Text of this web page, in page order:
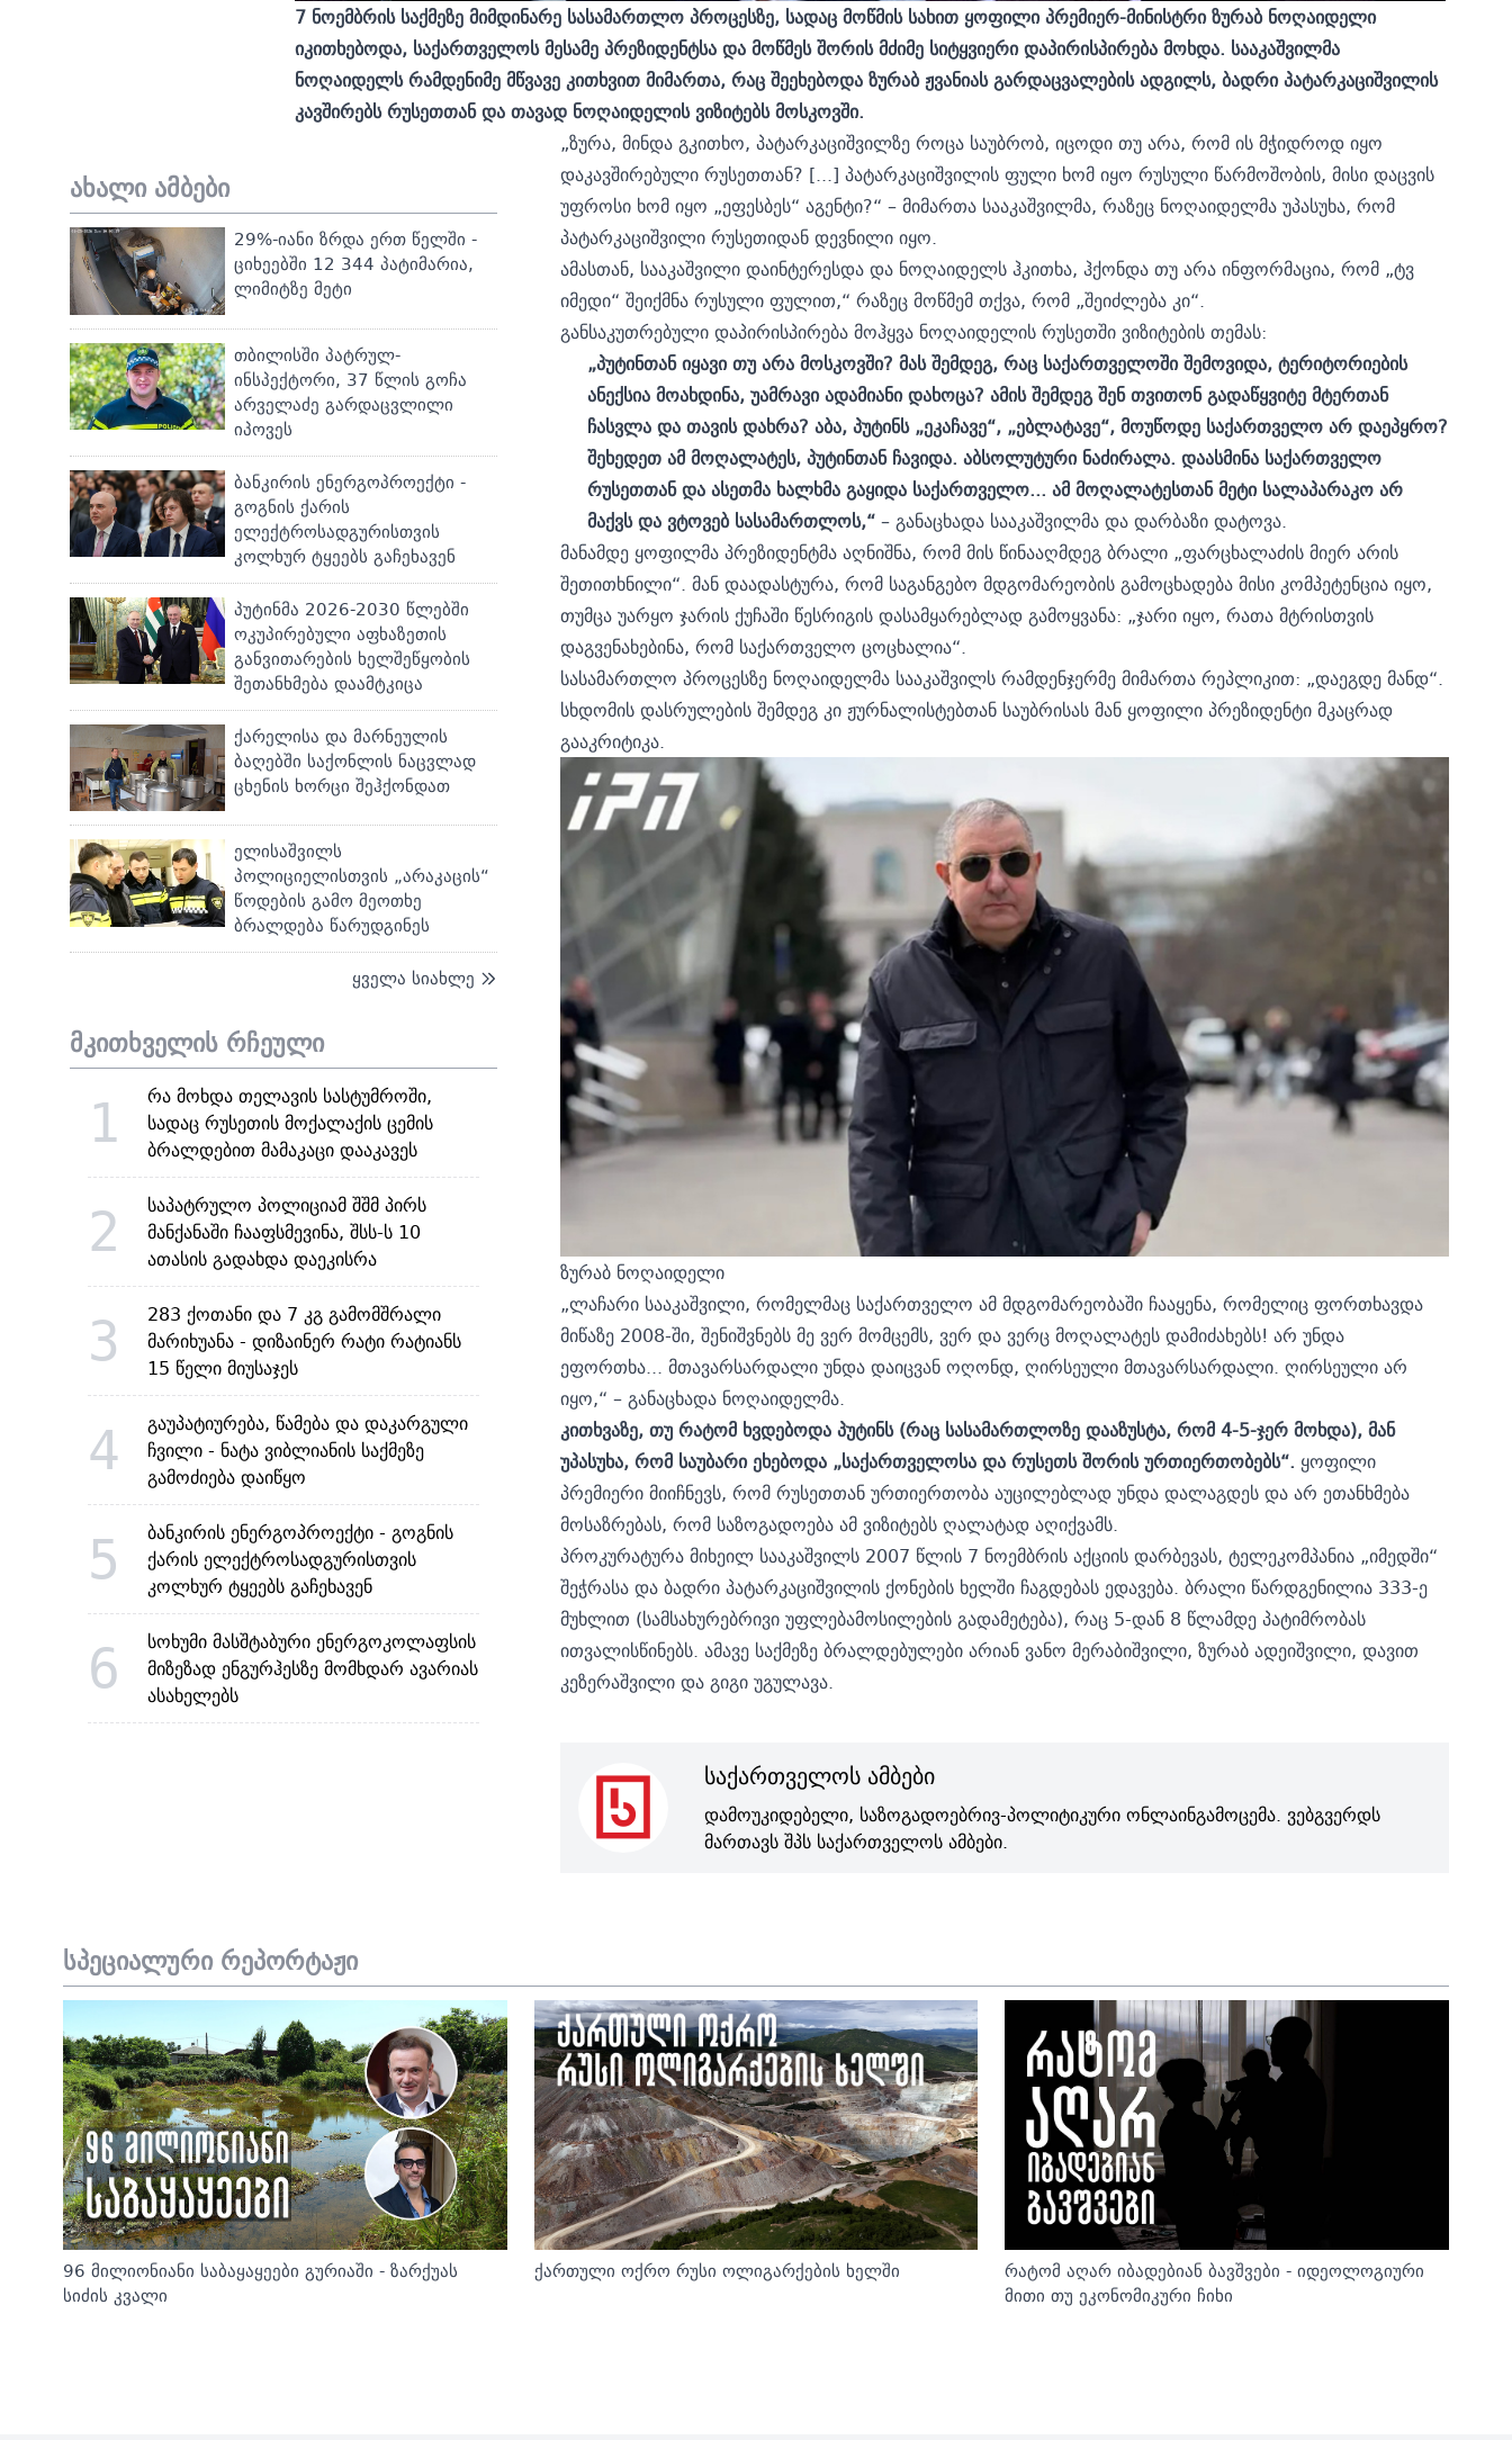
7 ნოემბრის საქმეზე მიმდინარე სასამართლო პროცესზე, სადაც მოწმის სახით ყოფილი პრემიერ-მინისტრი ზურაბ ნოღაიდელი
იკითხებოდა, საქართველოს მესამე პრეზიდენტსა და მოწმეს შორის მძიმე სიტყვიერი დაპირისპირება მოხდა. სააკაშვილმა
ნოღაიდელს რამდენიმე მწვავე კითხვით მიმართა, რაც შეეხებოდა ზურაბ ჟვანიას გარდაცვალების ადგილს, ბადრი პატარკაციშვილის
კავშირებს რუსეთთან და თავად ნოღაიდელის ვიზიტებს მოსკოვში.
ახალი ამბები
29%-იანი ზრდა ერთ წელში -
ციხეებში 12 344 პატიმარია,
ლიმიტზე მეტი
თბილისში პატრულ-
ინსპექტორი, 37 წლის გოჩა
არველაძე გარდაცვლილი
იპოვეს
ბანკირის ენერგოპროექტი -
გოგნის ქარის
ელექტროსადგურისთვის
კოლხურ ტყეებს გაჩეხავენ
პუტინმა 2026-2030 წლებში
ოკუპირებული აფხაზეთის
განვითარების ხელშეწყობის
შეთანხმება დაამტკიცა
ქარელისა და მარნეულის
ბაღებში საქონლის ნაცვლად
ცხენის ხორცი შეჰქონდათ
ელისაშვილს
პოლიციელისთვის „არაკაცის“
წოდების გამო მეოთხე
ბრალდება წარუდგინეს
ყველა სიახლე
მკითხველის რჩეული
1
რა მოხდა თელავის სასტუმროში,
სადაც რუსეთის მოქალაქის ცემის
ბრალდებით მამაკაცი დააკავეს
2
საპატრულო პოლიციამ შშმ პირს
მანქანაში ჩააფსმევინა, შსს-ს 10
ათასის გადახდა დაეკისრა
3
283 ქოთანი და 7 კგ გამომშრალი
მარიხუანა - დიზაინერ რატი რატიანს
15 წელი მიუსაჯეს
4
გაუპატიურება, წამება და დაკარგული
ჩვილი - ნატა ვიბლიანის საქმეზე
გამოძიება დაიწყო
5
ბანკირის ენერგოპროექტი - გოგნის
ქარის ელექტროსადგურისთვის
კოლხურ ტყეებს გაჩეხავენ
6
სოხუმი მასშტაბური ენერგოკოლაფსის
მიზეზად ენგურჰესზე მომხდარ ავარიას
ასახელებს
„ზურა, მინდა გკითხო, პატარკაციშვილზე როცა საუბრობ, იცოდი თუ არა, რომ ის მჭიდროდ იყო
დაკავშირებული რუსეთთან? [...] პატარკაციშვილის ფული ხომ იყო რუსული წარმოშობის, მისი დაცვის
უფროსი ხომ იყო „ეფესბეს“ აგენტი?“ – მიმართა სააკაშვილმა, რაზეც ნოღაიდელმა უპასუხა, რომ
პატარკაციშვილი რუსეთიდან დევნილი იყო.
ამასთან, სააკაშვილი დაინტერესდა და ნოღაიდელს ჰკითხა, ჰქონდა თუ არა ინფორმაცია, რომ „ტვ
იმედი“ შეიქმნა რუსული ფულით,“ რაზეც მოწმემ თქვა, რომ „შეიძლება კი“.
განსაკუთრებული დაპირისპირება მოჰყვა ნოღაიდელის რუსეთში ვიზიტების თემას:
„პუტინთან იყავი თუ არა მოსკოვში? მას შემდეგ, რაც საქართველოში შემოვიდა, ტერიტორიების
ანექსია მოახდინა, უამრავი ადამიანი დახოცა? ამის შემდეგ შენ თვითონ გადაწყვიტე მტერთან
ჩასვლა და თავის დახრა? აბა, პუტინს „ეკაჩავე“, „ებლატავე“, მოუწოდე საქართველო არ დაეპყრო?
შეხედეთ ამ მოღალატეს, პუტინთან ჩავიდა. აბსოლუტური ნაძირალა. დაასმინა საქართველო
რუსეთთან და ასეთმა ხალხმა გაყიდა საქართველო... ამ მოღალატესთან მეტი სალაპარაკო არ
მაქვს და ვტოვებ სასამართლოს,“– განაცხადა სააკაშვილმა და დარბაზი დატოვა.
მანამდე ყოფილმა პრეზიდენტმა აღნიშნა, რომ მის წინააღმდეგ ბრალი „ფარცხალაძის მიერ არის
შეთითხნილი“. მან დაადასტურა, რომ საგანგებო მდგომარეობის გამოცხადება მისი კომპეტენცია იყო,
თუმცა უარყო ჯარის ქუჩაში წესრიგის დასამყარებლად გამოყვანა: „ჯარი იყო, რათა მტრისთვის
დაგვენახებინა, რომ საქართველო ცოცხალია“.
სასამართლო პროცესზე ნოღაიდელმა სააკაშვილს რამდენჯერმე მიმართა რეპლიკით: „დაეგდე მანდ“.
სხდომის დასრულების შემდეგ კი ჟურნალისტებთან საუბრისას მან ყოფილი პრეზიდენტი მკაცრად
გააკრიტიკა.
ზურაბ ნოღაიდელი
„ლაჩარი სააკაშვილი, რომელმაც საქართველო ამ მდგომარეობაში ჩააყენა, რომელიც ფორთხავდა
მიწაზე 2008-ში, შენიშვნებს მე ვერ მომცემს, ვერ და ვერც მოღალატეს დამიძახებს! არ უნდა
ეფორთხა... მთავარსარდალი უნდა დაიცვან ოღონდ, ღირსეული მთავარსარდალი. ღირსეული არ
იყო,“ – განაცხადა ნოღაიდელმა.
კითხვაზე, თუ რატომ ხვდებოდა პუტინს (რაც სასამართლოზე დააზუსტა, რომ 4-5-ჯერ მოხდა), მან
უპასუხა, რომ საუბარი ეხებოდა „საქართველოსა და რუსეთს შორის ურთიერთობებს“. ყოფილი
პრემიერი მიიჩნევს, რომ რუსეთთან ურთიერთობა აუცილებლად უნდა დალაგდეს და არ ეთანხმება
მოსაზრებას, რომ საზოგადოება ამ ვიზიტებს ღალატად აღიქვამს.
პროკურატურა მიხეილ სააკაშვილს 2007 წლის 7 ნოემბრის აქციის დარბევას, ტელეკომპანია „იმედში“
შეჭრასა და ბადრი პატარკაციშვილის ქონების ხელში ჩაგდებას ედავება. ბრალი წარდგენილია 333-ე
მუხლით (სამსახურებრივი უფლებამოსილების გადამეტება), რაც 5-დან 8 წლამდე პატიმრობას
ითვალისწინებს. ამავე საქმეზე ბრალდებულები არიან ვანო მერაბიშვილი, ზურაბ ადეიშვილი, დავით
კეზერაშვილი და გიგი უგულავა.
საქართველოს ამბები
დამოუკიდებელი, საზოგადოებრივ-პოლიტიკური ონლაინგამოცემა. ვებგვერდს
მართავს შპს საქართველოს ამბები.
სპეციალური რეპორტაჟი
96 მილიონიანი საბაყაყეები გურიაში - ზარქუას
სიძის კვალი
ქართული ოქრო რუსი ოლიგარქების ხელში
რატომ აღარ იბადებიან ბავშვები - იდეოლოგიური
მითი თუ ეკონომიკური ჩიხი